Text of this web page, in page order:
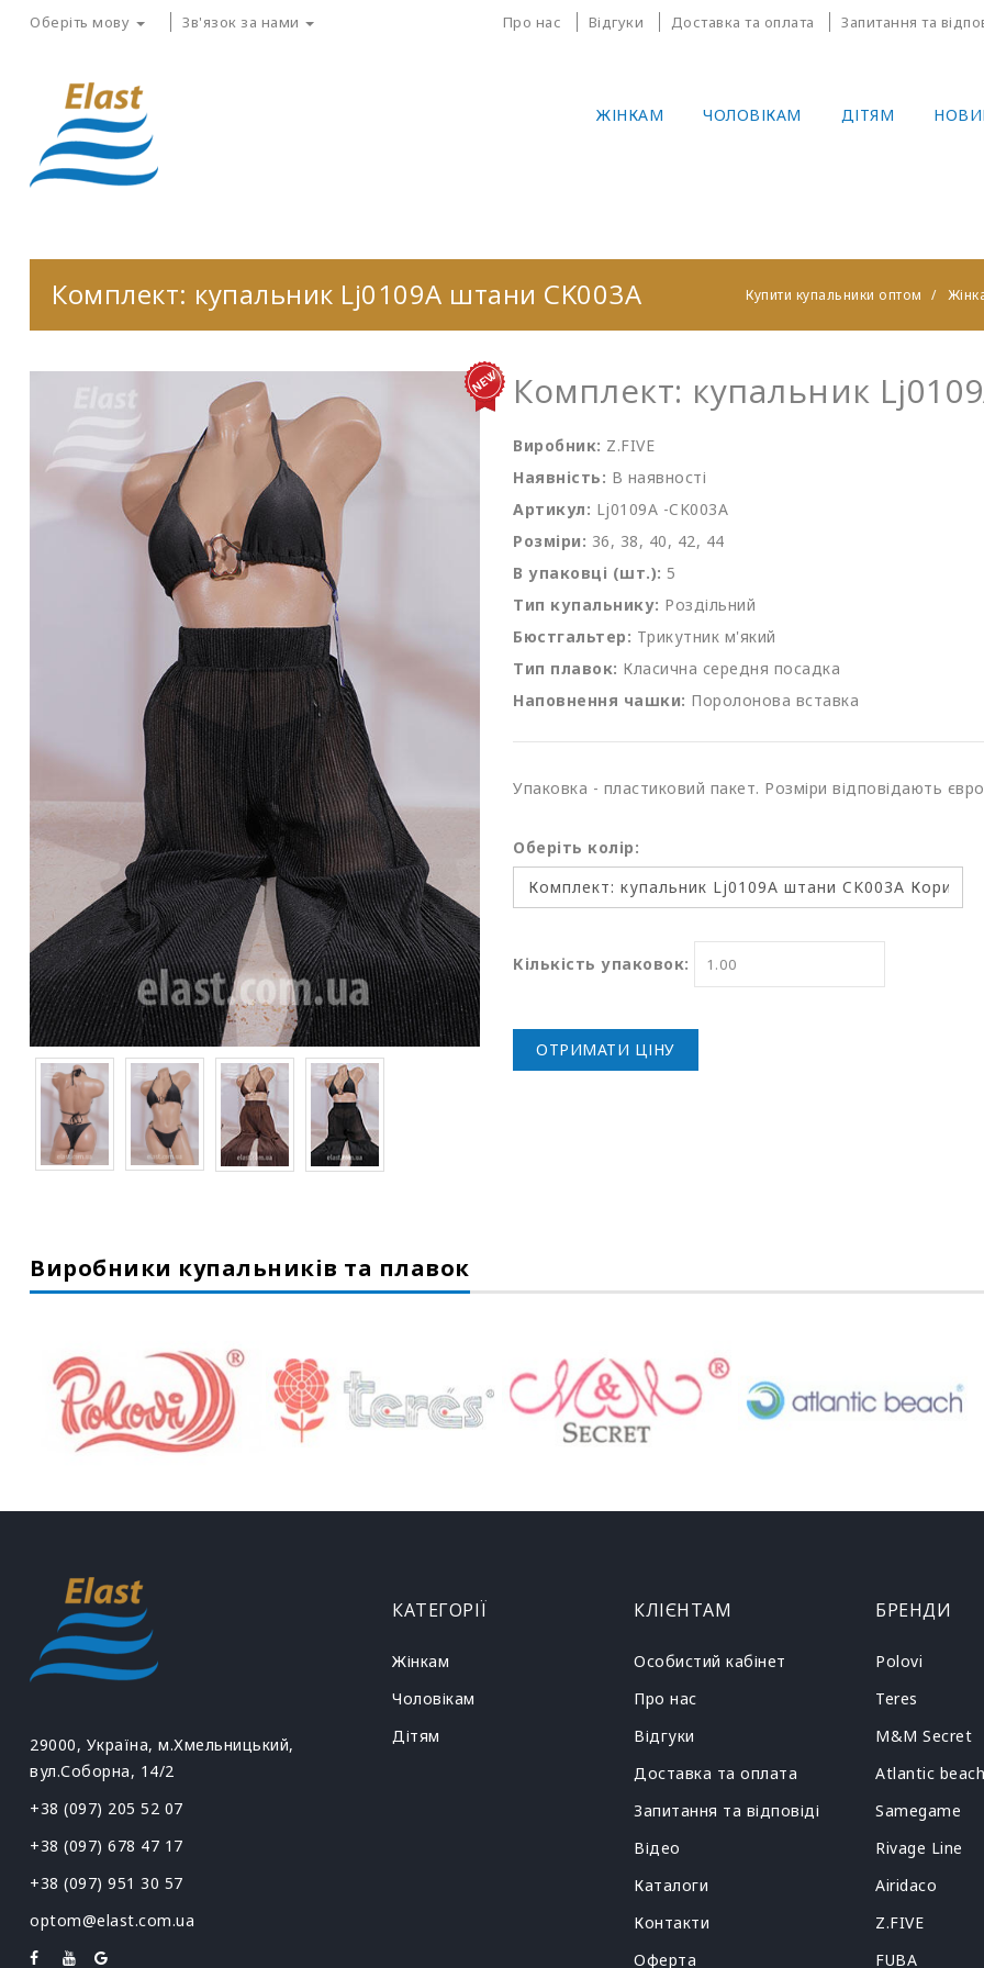
Оберіть мову Зв'язок за нами Про нас Відгуки Доставка та оплата Запитання та
ЖІНКАМ ЧОЛОВІКАМ ДІТЯМ
Комплект: купальник Lj0109A штани CK003A Купити купальники оптом
Комплект: купальник
Виробник: Z.FIVE
Наявність: В наявності
Артикул: Lj0109A -CK003A
Розміри: 36, 38, 40, 42, 44
В упаковці (шт.): 5
Тип купальнику: Роздільний
Бюстгальтер: Трикутник м'який
Тип плавок: Класична середня посадка
Наповнення чашки: Поролонова вставка
Упаковка - пластиковий пакет. Розміри відповідають
Оберіть колір:
Кількість упаковок:
ОТРИМАТИ ЦІНУ
Виробники купальників та плавок
29000, Україна, м.Хмельницький,
вул.Соборна, 14/2
+38 (097) 205 52 07
+38 (097) 678 47 17
+38 (097) 951 30 57
optom@elast.com.ua
КАТЕГОРІЇ
Жінкам
Чоловікам
Дітям
КЛІЄНТАМ
Особистий кабінет
Про нас
Відгуки
Доставка та оплата
Запитання та відповіді
Відео
Каталоги
Контакти
Оферта
БРЕНДИ
Polovi
Teres
M&M Secret
Atlantic beach
Samegame
Rivage Line
Airidaco
Z.FIVE
FUBA